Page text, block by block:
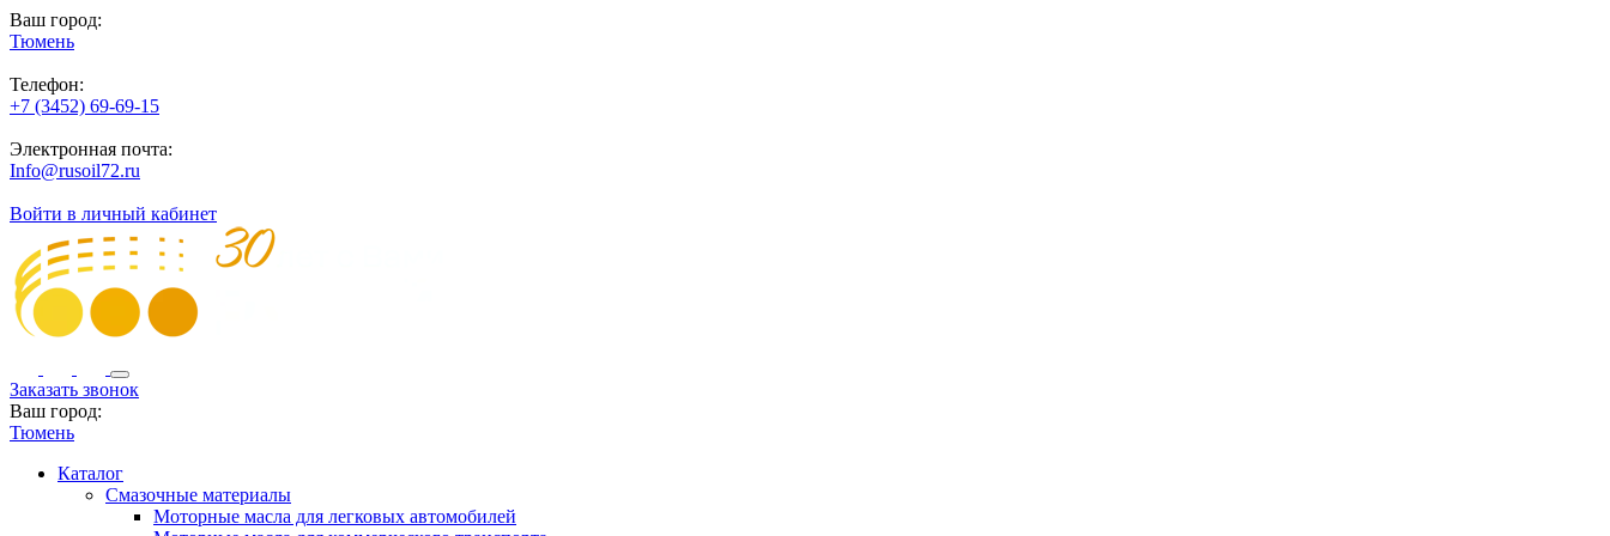
Ваш город:
Тюмень
Телефон:
+7 (3452) 69-69-15
Электронная почта:
Info@rusoil72.ru
Войти в личный кабинет
Заказать звонок
Ваш город:
Тюмень
Каталог
Смазочные материалы
Моторные масла для легковых автомобилей